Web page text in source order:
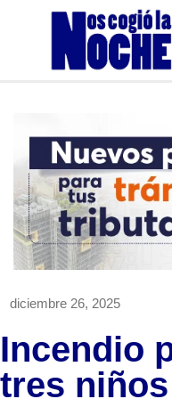
diciembre 26, 2025
Incendio
tres